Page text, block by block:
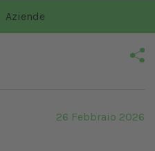
Aziende
26 Febbraio 2026